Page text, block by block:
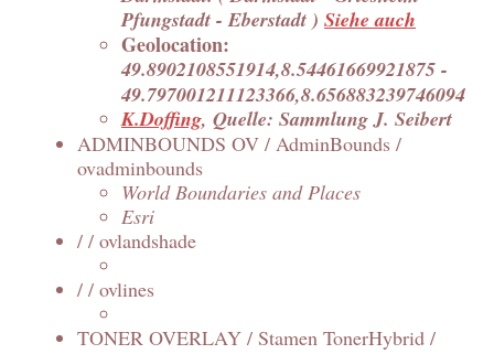
Pfungstadt - Eberstadt ) Siehe auch
Geolocation:
49.8902108551914,8.54461669921875 -
49.797001211123366,8.656883239746094
K.Doffing, Quelle: Sammlung J. Seibert
ADMINBOUNDS OV / AdminBounds /
ovadminbounds
World Boundaries and Places
Esri
/ / ovlandshade
/ / ovlines
TONER OVERLAY / Stamen TonerHybrid /